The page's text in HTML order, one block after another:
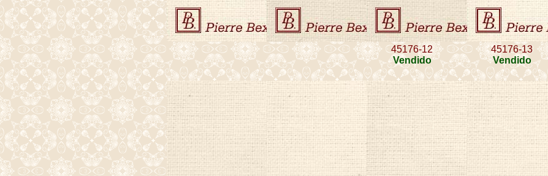
45176-12
Vendido
45176-13
Vendido